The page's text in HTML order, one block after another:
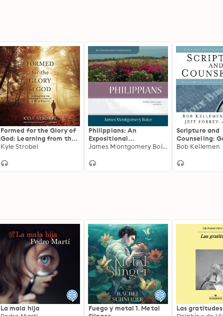
Formed for the Glory of
God: Learning from the
Spiritual Practices of
Kyle Strobel
Philippians: An
Expositional
Commentary
James Montgomery Boice
Scripture and
Counseling:
for Life in a
Bob Kellemen
La mala hija
Fuego y metal 1. Metal
Las gratitudes